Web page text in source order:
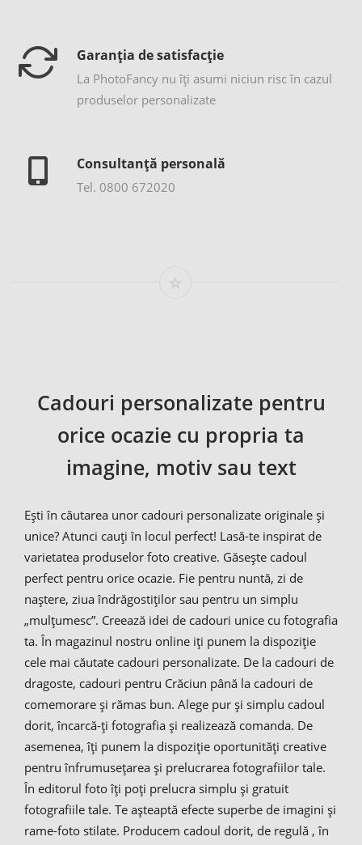
Garanția de satisfacție
La PhotoFancy nu îţi asumi niciun risc în cazul
produselor personalizate
Consultanță personală
Tel. 0800 672020
Cadouri personalizate pentru
orice ocazie cu propria ta
imagine, motiv sau text
Ești în căutarea unor cadouri personalizate originale și
unice? Atunci cauți în locul perfect! Lasă-te inspirat de
varietatea produselor foto creative. Găsește cadoul
perfect pentru orice ocazie. Fie pentru nuntă, zi de
naștere, ziua îndrăgostiților sau pentru un simplu
„mulțumesc”. Creează idei de cadouri unice cu fotografia
ta. În magazinul nostru online iți punem la dispoziție
cele mai căutate cadouri personalizate. De la cadouri de
dragoste, cadouri pentru Crăciun până la cadouri de
comemorare și rămas bun. Alege pur și simplu cadoul
dorit, încarcă-ți fotografia și realizează comanda. De
asemenea, îți punem la dispoziție oportunități creative
pentru înfrumusețarea și prelucrarea fotografiilor tale.
În editorul foto îți poți prelucra simplu și gratuit
fotografiile tale. Te așteaptă efecte superbe de imagini și
rame-foto stilate. Producem cadoul dorit, de regulă , în